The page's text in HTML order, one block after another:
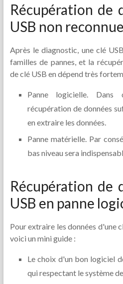
Récupération de
USB non reconnue
Après le diagnostic, une clé
familles de pannes, et la
de clé USB en dépend très
Panne logicielle.
récupération de données
en extraire les données.
Panne matérielle. Par
bas niveau sera
Récupération de
USB en panne
Pour extraire les données d'une
voici un mini guide :
Le choix d'un bon logiciel
qui respectant le système